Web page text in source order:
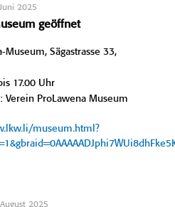
2025
geöffnet
Museum, Sägastrasse 33,
17.00 Uhr
Verein ProLawena Museum
museum.html?
2025